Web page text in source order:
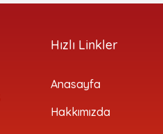
Hızlı Linkler
Anasayfa
Hakkımızda